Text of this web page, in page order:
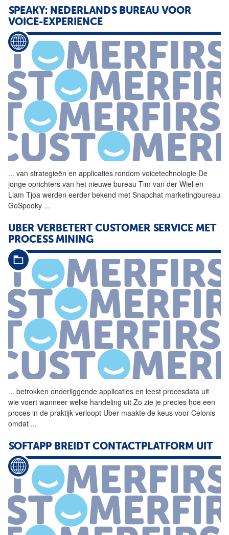
SPEAKY: NEDERLANDS BUREAU VOOR
VOICE-EXPERIENCE
... van strategieën en applicaties rondom voicetechnologie De
jonge oprichters van het nieuwe bureau Tim van der Wiel en
Liam Tjoa werden eerder bekend met Snapchat marketingbureau
GoSpooky ...
UBER VERBETERT CUSTOMER SERVICE MET
PROCESS MINING
... betrokken onderliggende applicaties en leest procesdata uit
wie voert wanneer welke handeling uit Zo zie je precies hoe een
proces in de praktijk verloopt Uber maakte de keus voor Celonis
omdat ...
SOFTAPP BREIDT CONTACTPLATFORM UIT